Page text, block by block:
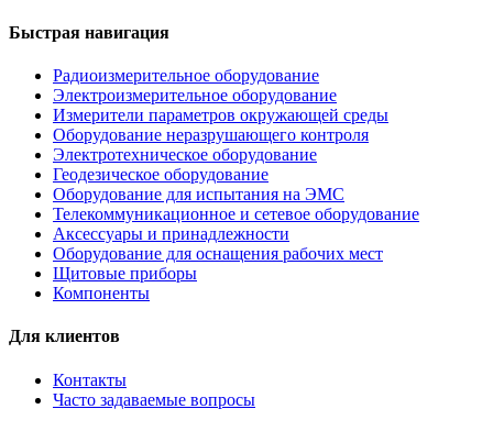
Быстрая навигация
Радиоизмерительное оборудование
Электроизмерительное оборудование
Измерители параметров окружающей среды
Оборудование неразрушающего контроля
Электротехническое оборудование
Геодезическое оборудование
Оборудование для испытания на ЭМС
Телекоммуникационное и сетевое оборудование
Аксессуары и принадлежности
Оборудование для оснащения рабочих мест
Щитовые приборы
Компоненты
Для клиентов
Контакты
Часто задаваемые вопросы